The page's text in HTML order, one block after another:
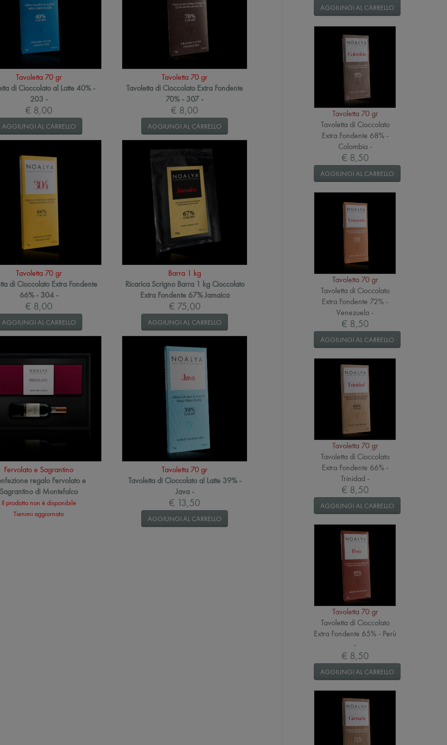
Tavoletta 70 gr
di Cioccolato al Latte 40% -
203 -
€ 8,00
AGGIUNGI AL CARRELLO
Tavoletta 70 gr
Tavoletta di Cioccolato Extra Fondente
70% - 307 -
€ 8,00
AGGIUNGI AL CARRELLO
Tavoletta 70 gr
di Cioccolato Extra Fondente
66% - 304 -
€ 8,00
AGGIUNGI AL CARRELLO
Barra 1 kg
Ricarica Scrigno Barra 1 kg Cioccolato
Extra Fondente 67% Jamaica
€ 75,00
AGGIUNGI AL CARRELLO
Fervolato e Sagrantino
regalo Fervolato e
Sagrantino di Montefalco
Il prodotto non è disponibile
Tienimi aggiornato
Tavoletta 70 gr
Tavoletta di Cioccolato al Latte 39% -
Java -
€ 13,50
AGGIUNGI AL CARRELLO
AGGIUNGI AL CARRELLO
Tavoletta 70 gr
Tavoletta di Cioccolato
Extra Fondente 68% -
Colombia -
€ 8,50
AGGIUNGI AL CARRELLO
Tavoletta 70 gr
Tavoletta di Cioccolato
Extra Fondente 72% -
Venezuela -
€ 8,50
AGGIUNGI AL CARRELLO
Tavoletta 70 gr
Tavoletta di Cioccolato
Extra Fondente 66% -
Trinidad -
€ 8,50
AGGIUNGI AL CARRELLO
Tavoletta 70 gr
Tavoletta di Cioccolato
Extra Fondente 65% - Perù
-
€ 8,50
AGGIUNGI AL CARRELLO